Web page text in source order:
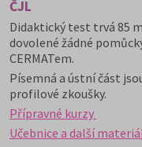
ČJL
Didaktický test trvá 85
dovolené žádné
CERMATem.
Písemná a ústní část
profilové zkoušky.
Přípravné kurzy
Učebnice a další